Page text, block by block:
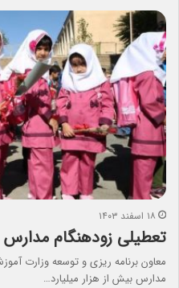
۱۸ اسفند ۱۴۰۳
تعطیلی زودهنگام
معاون برنامه ریزی و توسعه وزارت
مدارس بیش از هزار میلیارد…